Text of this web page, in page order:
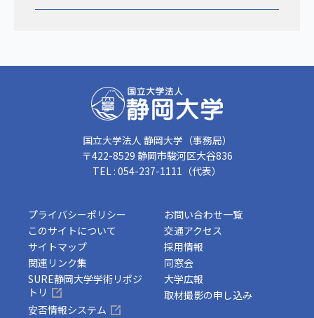
国立大学法人 静岡大学（事務局）
〒422-8529 静岡市駿河区大谷836
TEL : 054-237-1111（代表）
プライバシーポリシー
このサイトについて
サイトマップ
関連リンク集
お問い合わせ一覧
交通アクセス
採用情報
同窓会
SURE静岡大学学術リポジ
トリ
安否情報システム
大学広報
取材撮影の申し込み